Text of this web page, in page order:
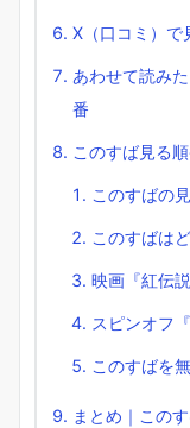
X（口コミ）で
あわせて読み
番
このすば見る
このすばの
このすばは
映画『紅伝
スピンオフ
このすばを
まとめ｜この